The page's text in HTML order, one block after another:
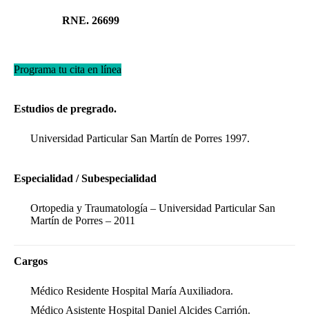
RNE. 26699
Programa tu cita en línea
Estudios de pregrado.
Universidad Particular San Martín de Porres 1997.
Especialidad / Subespecialidad
Ortopedia y Traumatología – Universidad Particular San
Martín de Porres – 2011
Cargos
Médico Residente Hospital María Auxiliadora.
Médico Asistente Hospital Daniel Alcides Carrión.